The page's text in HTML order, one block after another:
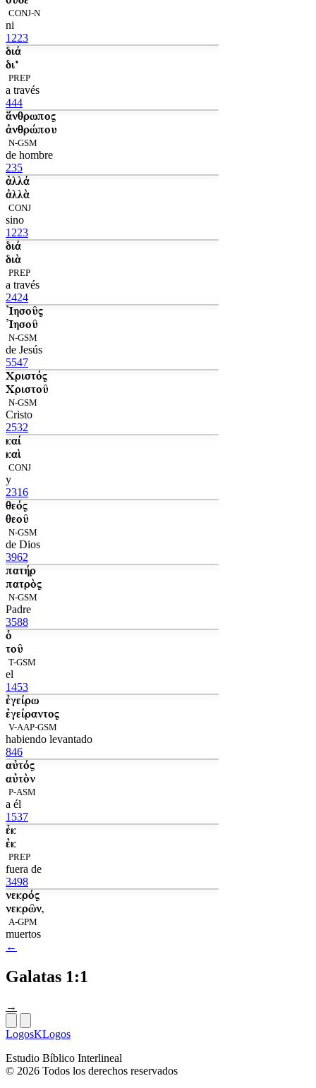
CONJ-N
ni
1223
διά
δι’
PREP
a través
444
ἄνθρωπος
ἀνθρώπου
N-GSM
de hombre
235
ἀλλά
ἀλλὰ
CONJ
sino
1223
διά
διὰ
PREP
a través
2424
Ἰησοῦς
Ἰησοῦ
N-GSM
de Jesús
5547
Χριστός
Χριστοῦ
N-GSM
Cristo
2532
καί
καὶ
CONJ
y
2316
θεός
θεοῦ
N-GSM
de Dios
3962
πατήρ
πατρὸς
N-GSM
Padre
3588
ὁ
τοῦ
T-GSM
el
1453
ἐγείρω
ἐγείραντος
V-AAP-GSM
habiendo levantado
846
αὐτός
αὐτὸν
P-ASM
a él
1537
ἐκ
ἐκ
PREP
fuera de
3498
νεκρός
νεκρῶν,
A-GPM
muertos
←
Galatas 1:1
→
LogosKLogos
Estudio Bíblico Interlineal
© 2026 Todos los derechos reservados